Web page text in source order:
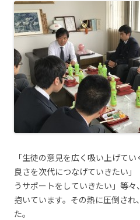
「生徒の意見を広く吸い上げて
良さを次代につなげていきたい
うサポートをしていきたい」等
抱いています。その熱に圧倒され
た。